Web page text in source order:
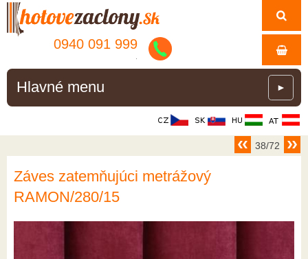
0940 091 999
Hlavné menu ►
38/72
Záves zatemňujúci metrážový
RAMON/280/15